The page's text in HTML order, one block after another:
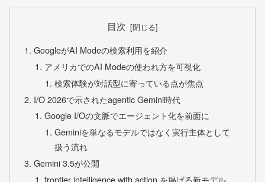
目次
GoogleがAI Modeの検索利用を紹介
アメリカでのAI Modeの使われ方を可視化
検索体験が対話型に寄っている点が焦点
I/O 2026で示されたagentic Gemini時代
Google I/Oの文脈でエージェント化を前面に
Geminiを単なるモデルではなく実行主体として
扱う流れ
Gemini 3.5が公開
frontier intelligence with action を掲げる新モデル